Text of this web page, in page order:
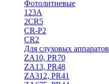
Фотолитиевые
123A
2CR5
CR-P2
CR2
Для слуховых аппаратов
ZA10, PR70
ZA13, PR48
ZA312, PR41